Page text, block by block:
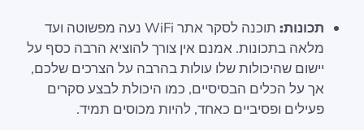
תכונות:
תוכנה לסקר אתר WiFi נעה מפשוטה ועד
מלאה בתכונות. אמנם אין צורך להוציא הרבה כסף על
יישום שהיכולות שלו עולות בהרבה על הצרכים שלכם,
אך על הכלים הבסיסיים, כמו היכולת לבצע סקרים
פעילים ופסיביים כאחד, להיות מכוסים תמיד.